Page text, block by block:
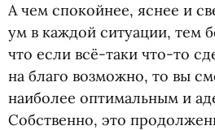
А чем спокойнее, яснее и
ум в каждой ситуации, тем
что если всё-таки что-то
на благо возможно, то вы
наиболее оптимальным и
Собственно, это